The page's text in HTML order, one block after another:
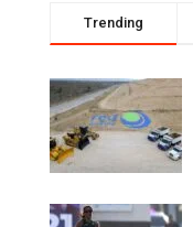
Trending